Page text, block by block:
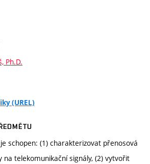
Ph.D.
(UREL)
schopen: (1) charakterizovat přenosová
na telekomunikační signály, (2) vytvořit